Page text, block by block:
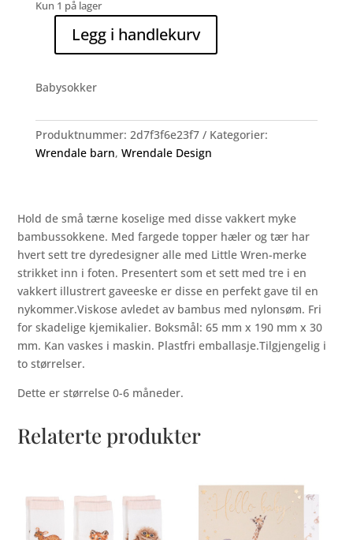
Kun 1 på lager
babysokker
6
mnd)
Legg i handlekurv
Babysokker
Produktnummer: 2d7f3f6e23f7
Kategorier:
Wrendale barn, Wrendale Design
Hold de små tærne koselige med disse vakkert myke
bambussokkene. Med fargede topper hæler og tær har
hvert sett tre dyredesigner alle med Little Wren-merke
strikket inn i foten. Presentert som et sett med tre i en
vakkert illustrert gaveeske er disse en perfekt gave til en
nykommer.Viskose avledet av bambus med nylonsøm. Fri
for skadelige kjemikalier. Boksmål: 65 mm x 190 mm x 30
mm. Kan vaskes i maskin. Plastfri emballasje.Tilgjengelig i
to størrelser.
Dette er størrelse 0-6 måneder.
Relaterte produkter